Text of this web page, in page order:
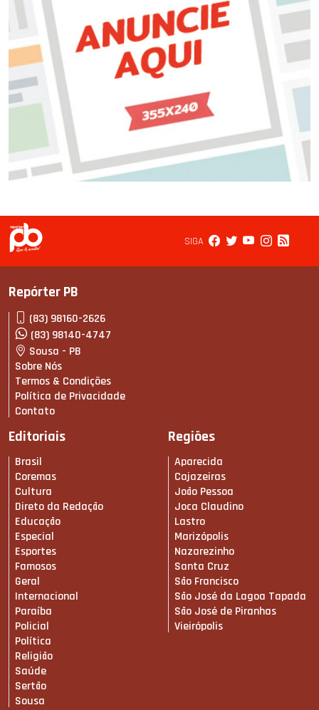
SIGA
Repórter PB
(83) 98160-2626
(83) 98140-4747
Sousa - PB
Sobre Nós
Termos & Condições
Política de Privacidade
Contato
Editoriais
Brasil
Coremas
Cultura
Direto da Redação
Educação
Especial
Esportes
Famosos
Geral
Internacional
Paraíba
Policial
Política
Religião
Saúde
Sertão
Sousa
Regiões
Aparecida
Cajazeiras
João Pessoa
Joca Claudino
Lastro
Marizópolis
Nazarezinho
Santa Cruz
São Francisco
São José da Lagoa Tapada
São José de Piranhas
Vieirópolis